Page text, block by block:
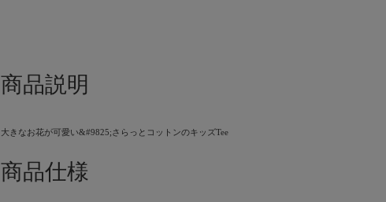
商品説明
大きなお花が可愛い&#9825;さらっとコットンのキッズTee
商品仕様